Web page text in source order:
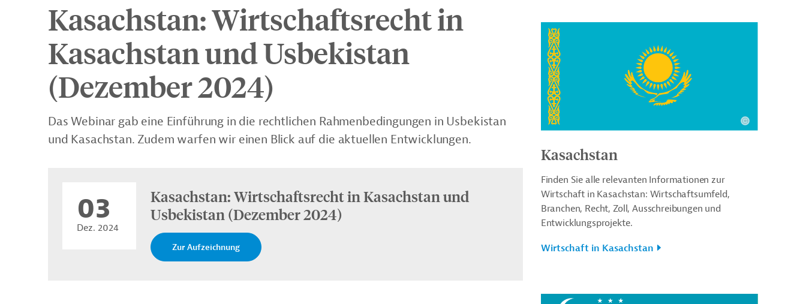
Kasachstan: Wirtschaftsrecht in
Kasachstan und Usbekistan
(Dezember 2024)
Das Webinar gab eine Einführung in die rechtlichen Rahmenbedingungen in Usbekistan
und Kasachstan. Zudem warfen wir einen Blick auf die aktuellen Entwicklungen.
03
Dez. 2024
Kasachstan: Wirtschaftsrecht in Kasachstan und
Usbekistan (Dezember 2024)
Zur Aufzeichnung
Kasachstan
Finden Sie alle relevanten Informationen zur
Wirtschaft in Kasachstan: Wirtschaftsumfeld,
Branchen, Recht, Zoll, Ausschreibungen und
Entwicklungsprojekte.
Wirtschaft in Kasachstan